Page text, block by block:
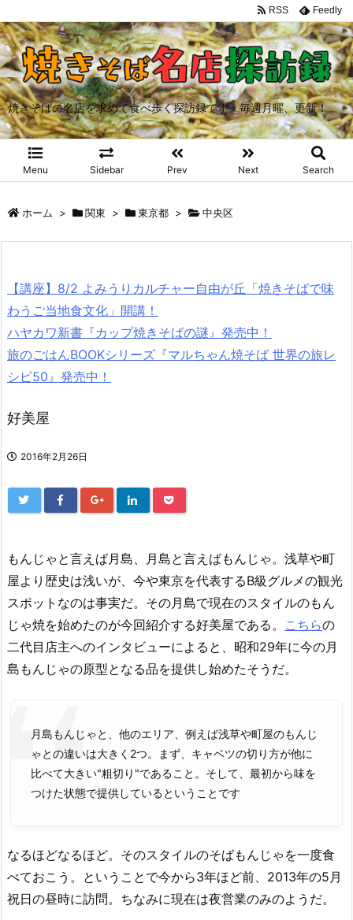
焼きそばの名店を求めて食べ歩く探訪録です。毎週月曜、更新！
Menu Sidebar Prev Next Search
RSS Feedly
ホーム > 関東 > 東京都 > 中央区
【講座】8/2 よみうりカルチャー自由が丘「焼きそばで味
わうご当地食文化」開講！
ハヤカワ新書『カップ焼きそばの謎』発売中！
旅のごはんBOOKシリーズ『マルちゃん焼そば 世界の旅レ
シピ50』発売中！
好美屋
2016年2月26日
もんじゃと言えば月島、月島と言えばもんじゃ。浅草や町
屋より歴史は浅いが、今や東京を代表するB級グルメの観光
スポットなのは事実だ。その月島で現在のスタイルのもん
じゃ焼を始めたのが今回紹介する好美屋である。 こちらの
二代目店主へのインタビューによると、昭和29年に今の月
島もんじゃの原型となる品を提供し始めたそうだ。
月島もんじゃと、他のエリア、例えば浅草や町屋のもんじ
ゃとの違いは大きく2つ。まず、キャベツの切り方が他に
比べて大きい"粗切り"であること。そして、最初から味を
つけた状態で提供しているということです
なるほどなるほど。そのスタイルのそばもんじゃを一度食
べておこう。ということで今から3年ほど前、2013年の5月
祝日の昼時に訪問。ちなみに現在は夜営業のみのようだ。